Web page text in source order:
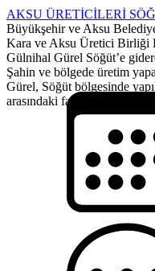
AKSU ÜRETİCİLERİ
Büyükşehir ve Aksu
Kara ve Aksu Üretici Birliği
Gülnihal Gürel Söğüt’e
Şahin ve bölgede üretim
Gürel, Söğüt bölgesinde
arasındaki farklılıklar